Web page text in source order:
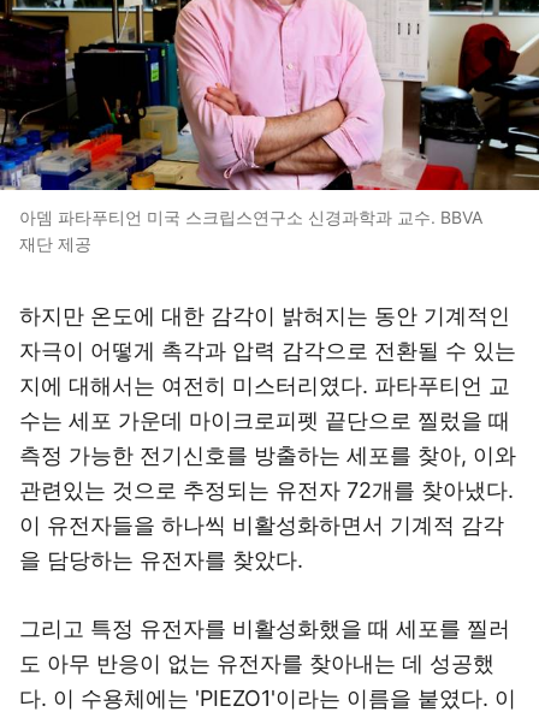
아뎀 파타푸티언 미국 스크립스연구소 신경과학과 교수. BBVA
재단 제공
하지만 온도에 대한 감각이 밝혀지는 동안 기계적인
자극이 어떻게 촉각과 압력 감각으로 전환될 수 있는
지에 대해서는 여전히 미스터리였다. 파타푸티언 교
수는 세포 가운데 마이크로피펫 끝단으로 찔렀을 때
측정 가능한 전기신호를 방출하는 세포를 찾아, 이와
관련있는 것으로 추정되는 유전자 72개를 찾아냈다.
이 유전자들을 하나씩 비활성화하면서 기계적 감각
을 담당하는 유전자를 찾았다.
그리고 특정 유전자를 비활성화했을 때 세포를 찔러
도 아무 반응이 없는 유전자를 찾아내는 데 성공했
다. 이 수용체에는 'PIEZO1'이라는 이름을 붙였다. 이